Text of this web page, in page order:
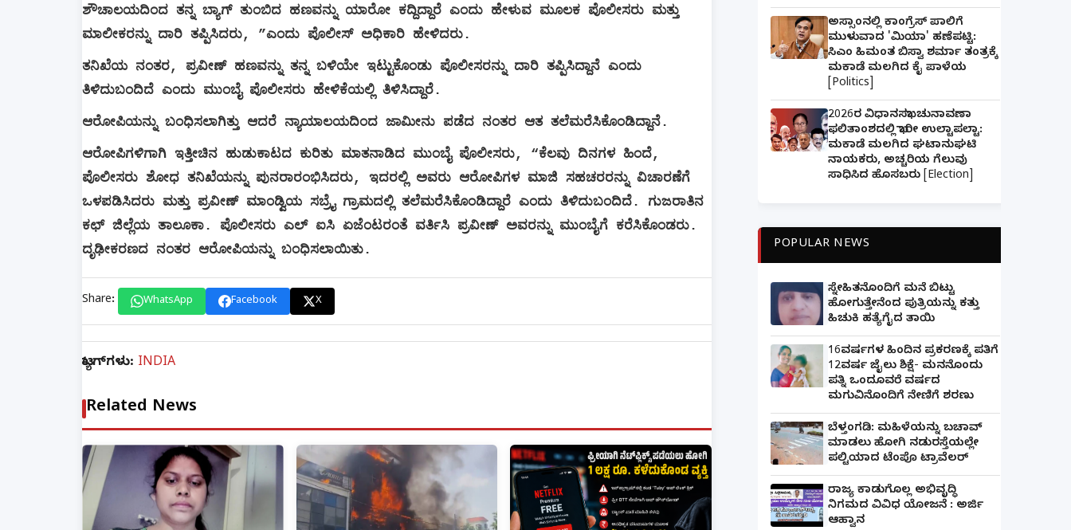
ಶೌಚಾಲಯದಿಂದ ತನ್ನ ಬ್ಯಾಗ್ ತುಂಬಿದ ಹಣವನ್ನು ಯಾರೋ ಕದ್ದಿದ್ದಾರೆ ಎಂದು ಹೇಳುವ ಮೂಲಕ ಪೊಲೀಸರು ಮತ್ತು
ಮಾಲೀಕರನ್ನು ದಾರಿ ತಪ್ಪಿಸಿದರು, ”ಎಂದು ಪೊಲೀಸ್ ಅಧಿಕಾರಿ ಹೇಳಿದರು.
ತನಿಖೆಯ ನಂತರ, ಪ್ರವೀಣ್ ಹಣವನ್ನು ತನ್ನ ಬಳಿಯೇ ಇಟ್ಟುಕೊಂಡು ಪೊಲೀಸರನ್ನು ದಾರಿ ತಪ್ಪಿಸಿದ್ದಾನೆ ಎಂದು
ತಿಳಿದುಬಂದಿದೆ ಎಂದು ಮುಂಬೈ ಪೊಲೀಸರು ಹೇಳಿಕೆಯಲ್ಲಿ ತಿಳಿಸಿದ್ದಾರೆ.
ಆರೋಪಿಯನ್ನು ಬಂಧಿಸಲಾಗಿತ್ತು ಆದರೆ ನ್ಯಾಯಾಲಯದಿಂದ ಜಾಮೀನು ಪಡೆದ ನಂತರ ಆತ ತಲೆಮರೆಸಿಕೊಂಡಿದ್ದಾನೆ.
ಆರೋಪಿಗಳಿಗಾಗಿ ಇತ್ತೀಚಿನ ಹುಡುಕಾಟದ ಕುರಿತು ಮಾತನಾಡಿದ ಮುಂಬೈ ಪೊಲೀಸರು, “ಕೆಲವು ದಿನಗಳ ಹಿಂದೆ,
ಪೊಲೀಸರು ಶೋಧ ತನಿಖೆಯನ್ನು ಪುನರಾರಂಭಿಸಿದರು, ಇದರಲ್ಲಿ ಅವರು ಆರೋಪಿಗಳ ಮಾಜಿ ಸಹಚರರನ್ನು ವಿಚಾರಣೆಗೆ
ಒಳಪಡಿಸಿದರು ಮತ್ತು ಪ್ರವೀಣ್ ಮಾಂಡ್ವಿಯ ಸಬ್ರೈ ಗ್ರಾಮದಲ್ಲಿ ತಲೆಮರೆಸಿಕೊಂಡಿದ್ದಾರೆ ಎಂದು ತಿಳಿದುಬಂದಿದೆ. ಗುಜರಾತಿನ
ಕಛ್ ಜಿಲ್ಲೆಯ ತಾಲೂಕಾ. ಪೊಲೀಸರು ಎಲ್ ಐಸಿ ಏಜೆಂಟರಂತೆ ವರ್ತಿಸಿ ಪ್ರವೀಣ್ ಅವರನ್ನು ಮುಂಬೈಗೆ ಕರೆಸಿಕೊಂಡರು.
ದೃಢೀಕರಣದ ನಂತರ ಆರೋಪಿಯನ್ನು ಬಂಧಿಸಲಾಯಿತು.
Share: WhatsApp Facebook X
ಟ್ಯಾಗ್‌ಗಳು: INDIA
Related News
ಅಸ್ಸಾಂನಲ್ಲಿ ಕಾಂಗ್ರೆಸ್ ಪಾಲಿಗೆ
ಮುಳುವಾದ 'ಮಿಯಾ' ಹಣೆಪಟ್ಟಿ:
ಸಿಎಂ ಹಿಮಂತ ಬಿಸ್ವಾ ಶರ್ಮಾ ತಂತ್ರಕ್ಕೆ
ಮಕಾಡೆ ಮಲಗಿದ ಕೈ ಪಾಳೆಯ
[Politics]
2026ರ ವಿಧಾನಸಭಾ ಚುನಾವಣಾ
ಫಲಿತಾಂಶದಲ್ಲಿ ಭಾರೀ ಉಲ್ಟಾಪಲ್ಟಾ:
ಮಕಾಡೆ ಮಲಗಿದ ಘಟಾನುಘಟಿ
ನಾಯಕರು, ಅಚ್ಚರಿಯ ಗೆಲುವು
ಸಾಧಿಸಿದ ಹೊಸಬರು [Election]
POPULAR NEWS
ಸ್ನೇಹಿತನೊಂದಿಗೆ ಮನೆ ಬಿಟ್ಟು
ಹೋಗುತ್ತೇನೆಂದ ಪುತ್ರಿಯನ್ನು ಕತ್ತು
ಹಿಚುಕಿ ಹತ್ಯೆಗೈದ ತಾಯಿ
16ವರ್ಷಗಳ ಹಿಂದಿನ ಪ್ರಕರಣಕ್ಕೆ ಪತಿಗೆ
12ವರ್ಷ ಜೈಲು ಶಿಕ್ಷೆ- ಮನನೊಂದು
ಪತ್ನಿ ಒಂದೂವರೆ ವರ್ಷದ
ಮಗುವಿನೊಂದಿಗೆ ನೇಣಿಗೆ ಶರಣು
ಬೆಳ್ತಂಗಡಿ: ಮಹಿಳೆಯನ್ನು ಬಚಾವ್
ಮಾಡಲು ಹೋಗಿ ನಡುರಸ್ತೆಯಲ್ಲೇ
ಪಲ್ಟಿಯಾದ ಟೆಂಪೊ ಟ್ರಾವೆಲರ್
ರಾಜ್ಯ ಕಾಡುಗೊಲ್ಲ ಅಭಿವೃದ್ಧಿ
ನಿಗಮದ ವಿವಿಧ ಯೋಜನೆ : ಅರ್ಜಿ
ಆಹ್ವಾನ